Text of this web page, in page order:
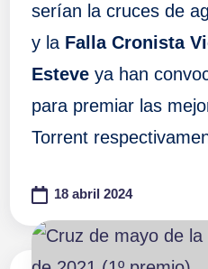
serían la cruces de
y la Falla Cronista
Esteveya han
para premiar las
Torrent
18 abril 2024